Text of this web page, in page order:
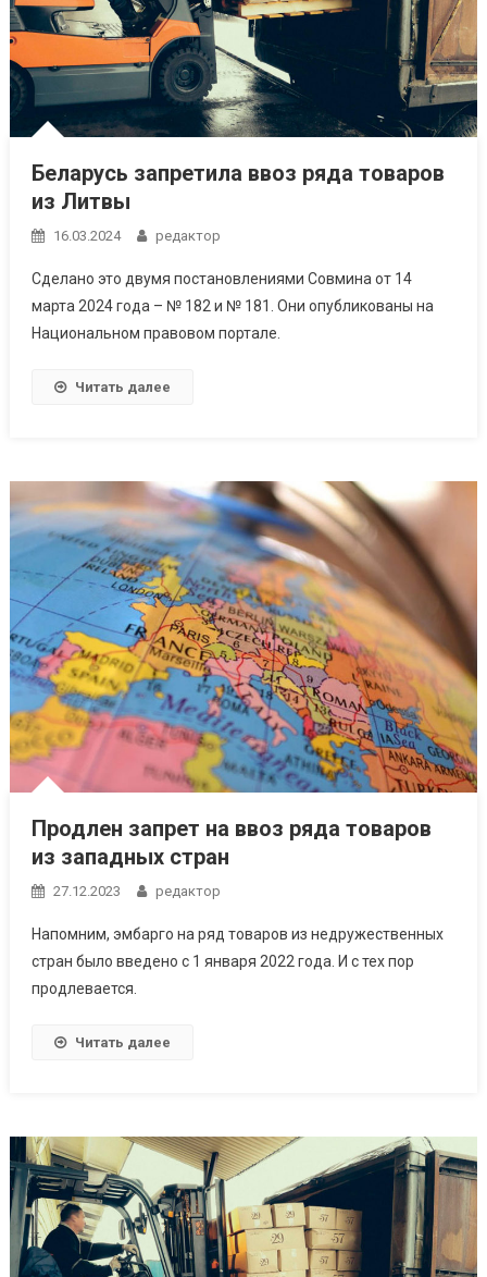
Беларусь запретила ввоз ряда товаров
из Литвы
16.03.2024 редактор
Сделано это двумя постановлениями Совмина от 14
марта 2024 года – № 182 и № 181. Они опубликованы на
Национальном правовом портале.
Читать далее
Продлен запрет на ввоз ряда товаров
из западных стран
27.12.2023 редактор
Напомним, эмбарго на ряд товаров из недружественных
стран было введено с 1 января 2022 года. И с тех пор
продлевается.
Читать далее